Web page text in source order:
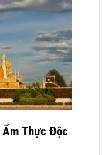
Thực Độc